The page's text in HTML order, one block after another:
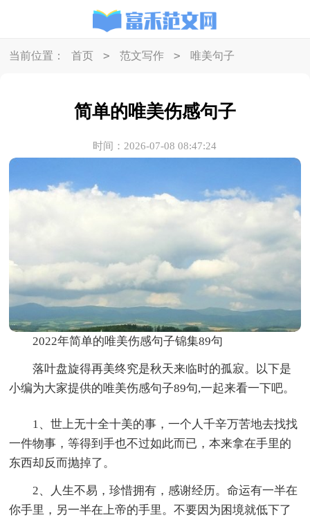
当前位置： 首页 > 范文写作 > 唯美句子
简单的唯美伤感句子
时间：2026-07-08 08:47:24
2022年简单的唯美伤感句子锦集89句
落叶盘旋得再美终究是秋天来临时的孤寂。以下是
小编为大家提供的唯美伤感句子89句,一起来看一下吧。
1、世上无十全十美的事，一个人千辛万苦地去找找
一件物事，等得到手也不过如此而已，本来拿在手里的
东西却反而抛掉了。
2、人生不易，珍惜拥有，感谢经历。命运有一半在
你手里，另一半在上帝的手里。不要因为困境就低下了